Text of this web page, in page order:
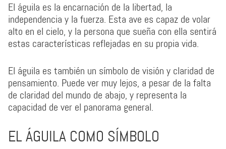
El águila es la encarnación de la libertad, la
independencia y la fuerza. Esta ave es capaz de volar
alto en el cielo, y la persona que sueña con ella sentirá
estas características reflejadas en su propia vida.
El águila es también un símbolo de visión y claridad de
pensamiento. Puede ver muy lejos, a pesar de la falta
de claridad del mundo de abajo, y representa la
capacidad de ver el panorama general.
EL ÁGUILA COMO SÍMBOLO